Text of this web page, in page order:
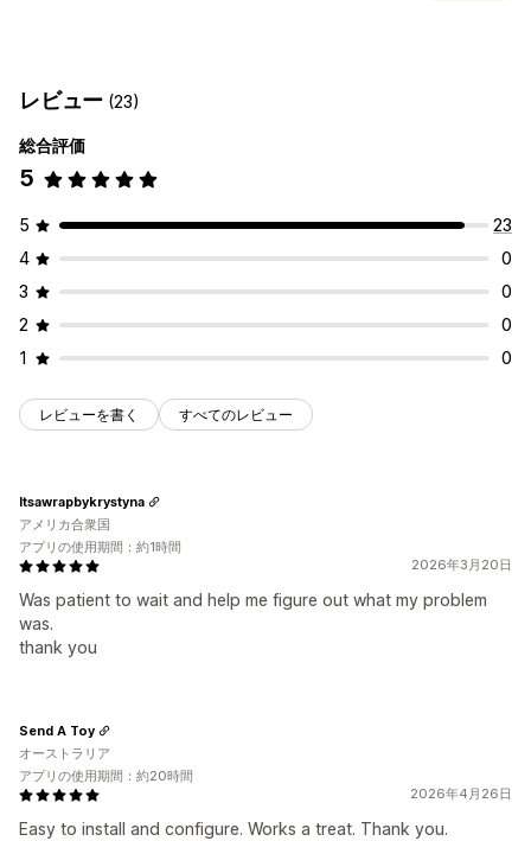
証明書
明細書
代替テキスト
フォントサイズ グレースケール
リーディングライン
コンプライアンスレポート
カスタマイズ
チェックボックス
レビュー (23)
総合評価
5
5
23
4
0
3
0
2
0
1
0
レビューを書く すべてのレビュー
2026年3月20日
Was patient to wait and help me figure out what my problem
was.
thank you
Itsawrapbykrystyna
アメリカ合衆国
アプリの使用期間：約1時間
2026年4月26日
Easy to install and configure. Works a treat. Thank you.
Send A Toy
オーストラリア
アプリの使用期間：約20時間